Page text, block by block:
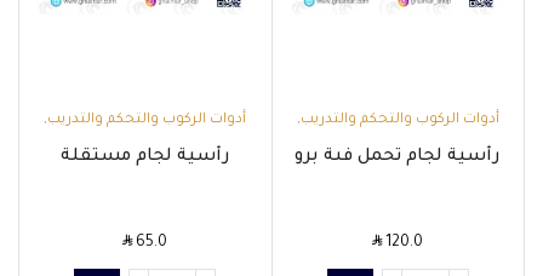
أدوات الركوب والتحكم والتدريب,
رأسية لجام تحمل فىة برو
SAR120.0
أدوات الركوب والتحكم والتدريب,
رأسية لجام مستقلة
SAR65.0